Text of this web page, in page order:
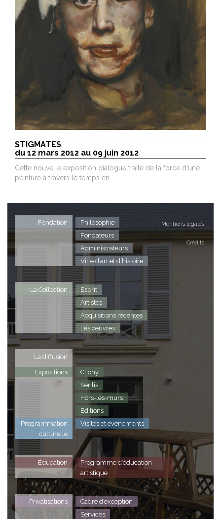
STIGMATES
du 12 mars 2012 au 09 juin 2012
Cette nouvelle exposition dialogue traite de la force d'une
peinture à travers le temps en …
Mentions légales
Crédits
Fondation
Philosophie
Fondateurs
Administrateurs
Ville d’art et d’histoire
La Collection
Esprit
Artistes
Acquisitions récentes
Les oeuvres
La diffusion
Expositions
Clichy
Senlis
Hors-les-murs
Editions
Programmation
culturelle
Visites et évènements
Éducation
Programme d’éducation
artistique
Privatisations
Cadre d’exception
Services